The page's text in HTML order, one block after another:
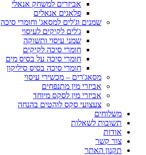
אביזרים למשחק אנאלי
פלאגים אנאלים
שמנים וג'לים למסאג' וחומרי סיכה
ג'לים לקיקים לעיסוי
שמני עיסוי ותשוקה
חומרי סיכה לקיקים
חומרי סיכה על בסיס מים
חומרי סיכה בסיס סיליקון
מסאג'רים – מכשירי עיסוי
אביזרי מין מתנפחים
אביזרי מין לסקס מיוחד
צעצועי סקס לוהטים בהנחה
משלוחים
תשובות לשאלות
אודות
צור קשר
תקנון האתר